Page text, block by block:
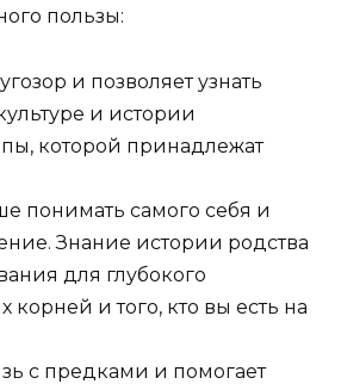
пользы:
и позволяет узнать
и истории
которой принадлежат
понимать самого себя и
Знание истории родства
для глубокого
и того, кто вы есть на
с предками и помогает